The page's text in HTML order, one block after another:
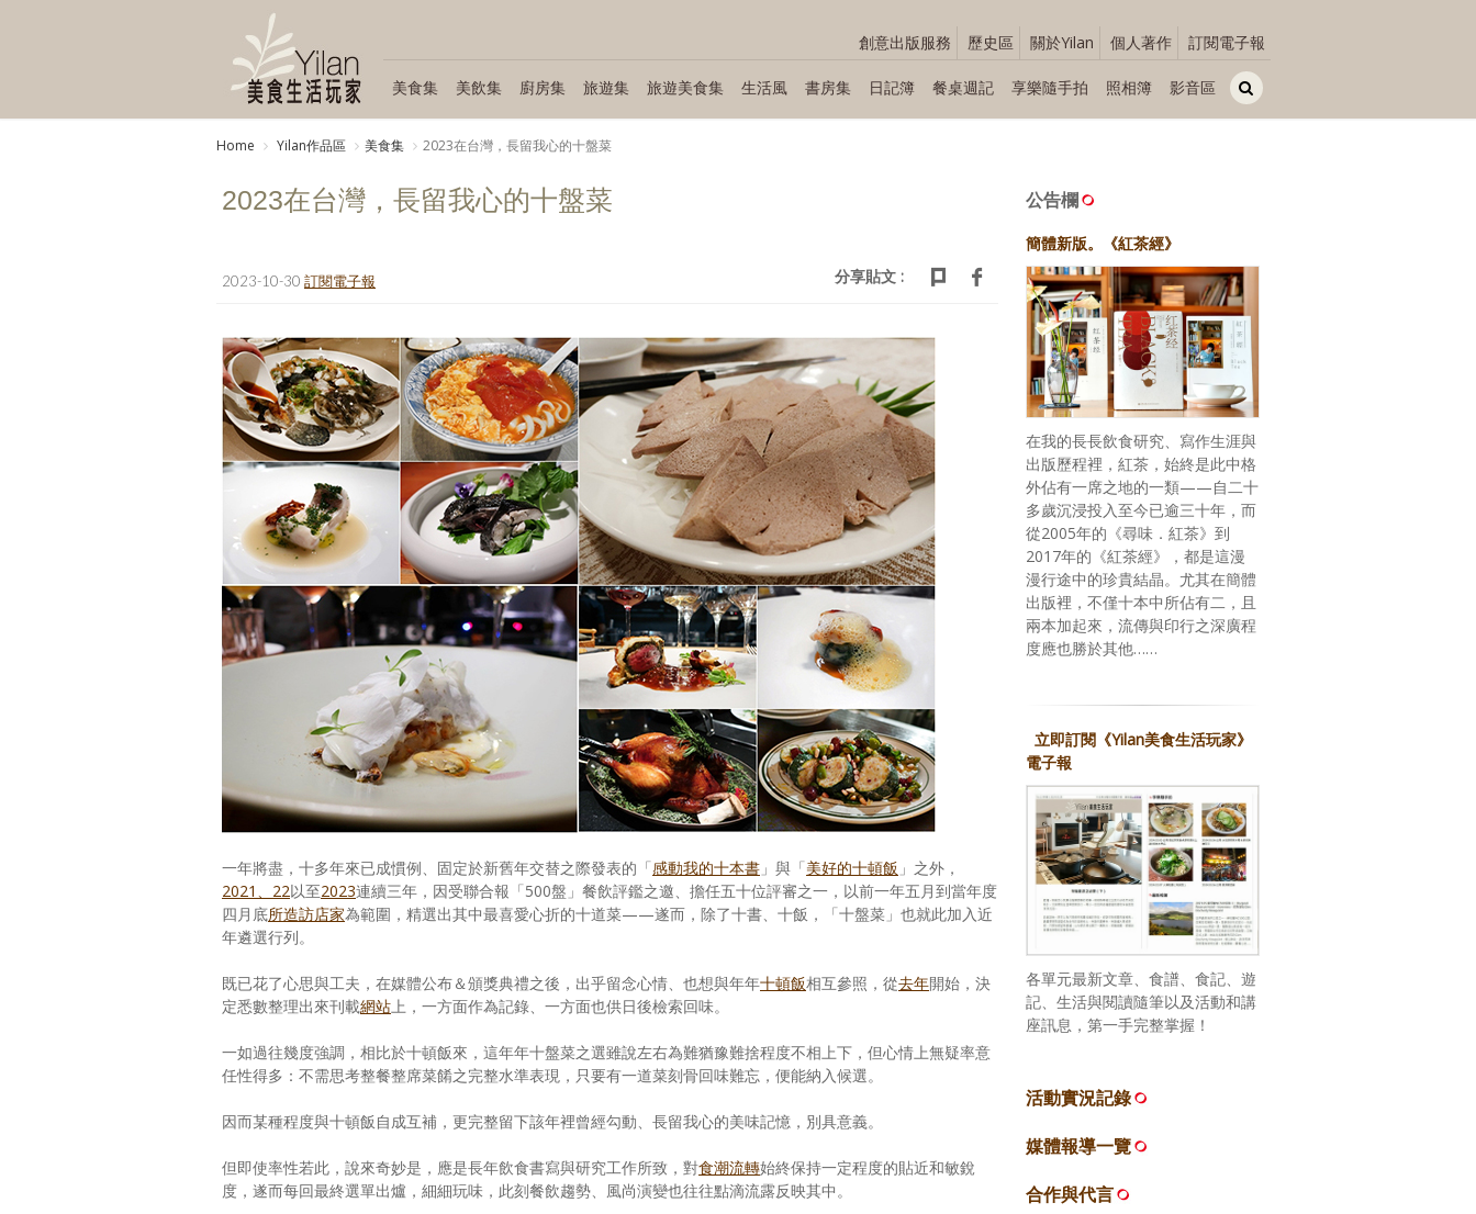
創意出版服務 歷史區 關於Yilan 個人著作 訂閱電子報
美食集 美飲集 廚房集 旅遊集 旅遊美食集 生活風 書房集 日記簿 餐桌週記 享樂隨手拍 照相簿 影音區
Home Yilan作品區 美食集 2023在台灣，長留我心的十盤菜
2023在台灣，長留我心的十盤菜
2023-10-30 訂閱電子報 分享貼文 :
一年將盡，十多年來已成慣例、固定於新舊年交替之際發表的「感動我的十本書 」與「美好的十頓飯 」之外，
2021、22以至2023連續三年，因受聯合報「500盤」餐飲評鑑之邀、擔任五十位評審之一，以前一年五月到當年度
四月底所造訪店家為範圍，精選出其中最喜愛心折的十道菜——遂而，除了十書、十飯，「十盤菜」也就此加入近
年遴選行列。
既已花了心思與工夫，在媒體公布＆頒獎典禮之後，出乎留念心情、也想與年年十頓飯相互參照，從去年開始，決
定悉數整理出來刊載網站上，一方面作為記錄、一方面也供日後檢索回味。
一如過往幾度強調，相比於十頓飯來，這年年十盤菜之選雖說左右為難猶豫難捨程度不相上下，但心情上無疑率意
任性得多：不需思考整餐整席菜餚之完整水準表現，只要有一道菜刻骨回味難忘，便能納入候選。
因而某種程度與十頓飯自成互補，更完整留下該年裡曾經勾動、長留我心的美味記憶，別具意義。
但即使率性若此，說來奇妙是，應是長年飲食書寫與研究工作所致，對食潮流轉始終保持一定程度的貼近和敏銳
度，遂而每回最終選單出爐，細細玩味，此刻餐飲趨勢、風尚演變也往往點滴流露反映其中。
公告欄
簡體新版。《紅茶經》
在我的長長飲食研究、寫作生涯與
出版歷程裡，紅茶，始終是此中格
外佔有一席之地的一類——自二十
多歲沉浸投入至今已逾三十年，而
從2005年的《尋味．紅茶》到
2017年的《紅茶經》，都是這漫
漫行途中的珍貴結晶。尤其在簡體
出版裡，不僅十本中所佔有二，且
兩本加起來，流傳與印行之深廣程
度應也勝於其他……
立即訂閱《Yilan美食生活玩家》
電子報
各單元最新文章、食譜、食記、遊
記、生活與閱讀隨筆以及活動和講
座訊息，第一手完整掌握！
活動實況記錄
媒體報導一覽
合作與代言